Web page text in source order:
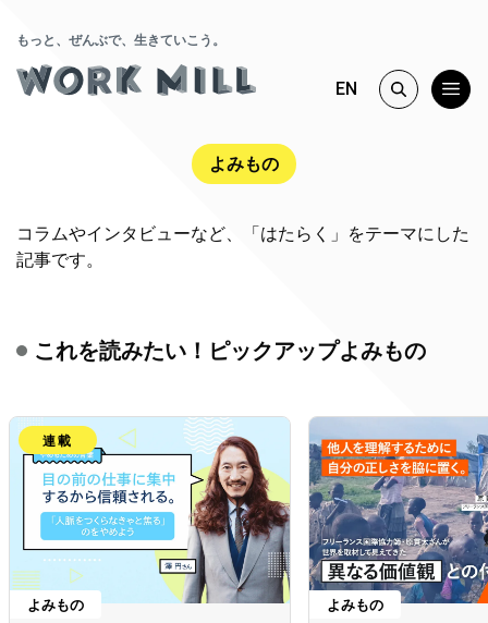
もっと、ぜんぶで、生きていこう。
EN
よみもの
コラムやインタビューなど、「はたらく」をテーマにした
記事です。
これを読みたい！ピックアップよみもの
連載
よみもの よみもの